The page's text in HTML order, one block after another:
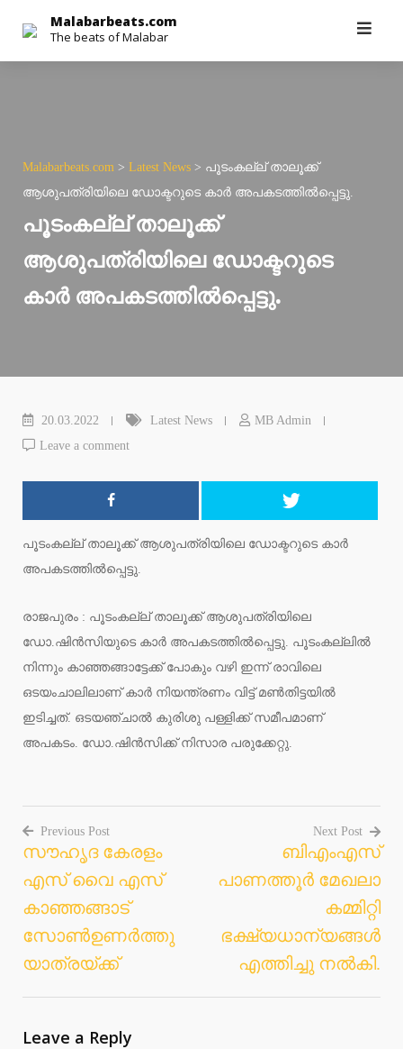
content
Malabarbeats.com
The beats of Malabar
Malabarbeats.com > Latest News > പൂടംകല്ല് താലൂക്ക്
ആശുപത്രിയിലെ ഡോക്ടറുടെ കാർ അപകടത്തിൽപ്പെട്ടു.
പൂടംകല്ല് താലൂക്ക്
ആശുപത്രിയിലെ ഡോക്ടറുടെ
കാർ അപകടത്തിൽപ്പെട്ടു.
20.03.2022 Latest News
MB Admin
Leave a comment
പൂടംകല്ല് താലൂക്ക് ആശുപത്രിയിലെ ഡോക്ടറുടെ കാർ
അപകടത്തിൽപ്പെട്ടു.
രാജപുരം : പൂടംകല്ല് താലൂക്ക് ആശുപത്രിയിലെ
ഡോ.ഷിൻസിയുടെ കാർ അപകടത്തിൽപ്പെട്ടു. പൂടംകല്ലിൽ
നിന്നും കാഞ്ഞങ്ങാട്ടേക്ക് പോകും വഴി ഇന്ന് രാവിലെ
ഒടയംചാലിലാണ് കാർ നിയന്ത്രണം വിട്ട് മൺതിട്ടയിൽ
ഇടിച്ചത്. ഒടയഞ്ചാൽ കുരിശു പള്ളിക്ക് സമീപമാണ്
അപകടം. ഡോ.ഷിൻസിക്ക് നിസാര പരുക്കേറ്റു.
Post
navigation
Previous Post
സൗഹൃദ കേരളം
എസ് വൈ എസ്
കാഞ്ഞങ്ങാട്
സോൺഉണർത്തു
യാത്രയ്ക്ക്
Next Post
ബിഎംഎസ്
പാണത്തൂർ മേഖലാ
കമ്മിറ്റി
ഭക്ഷ്യധാന്യങ്ങൾ
എത്തിച്ചു നൽകി.
Leave a Reply